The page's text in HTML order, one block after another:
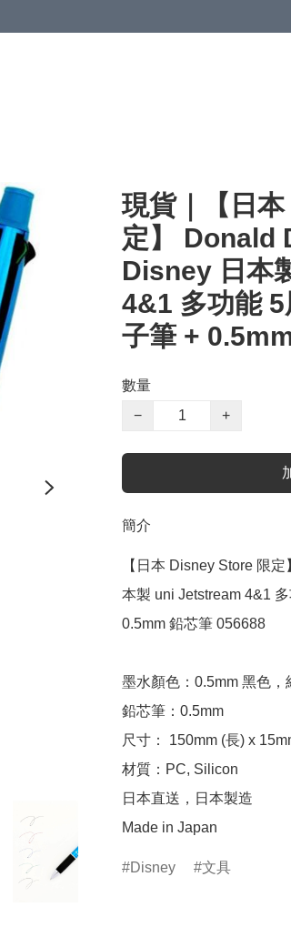
現貨｜【日
定】 Donald
Disney 日本
4&1 多功能
子筆 +
數量
−
+
簡介
【日本 Disney Store 限
本製 uni Jetstream 4&1
0.5mm 鉛芯筆 056688
墨水顏色：0.5mm 黑色
鉛芯筆：0.5mm
尺寸： 150mm (長) x
材質：PC, Silicon
日本直送，日本製造
Made in Japan
Disney 文具